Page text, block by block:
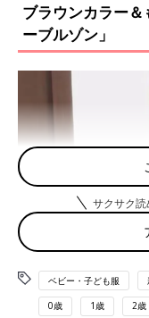
ア
ブラウンカラー
ーブルゾン」
サクサク
ベビー・子ども服
0歳 1歳 2歳